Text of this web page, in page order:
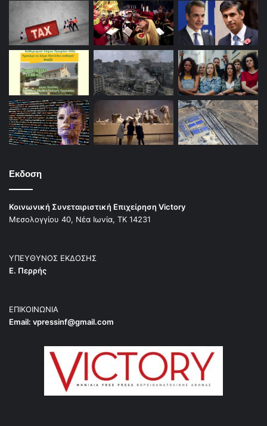
Εκδοση
Κοινωνική Συνεταιριστική Επιχείρηση Victory
Μεσολογγίου 40, Νέα Ιωνία, ΤΚ 14231
ΥΠΕΥΘΥΝΟΣ ΕΚΔΟΣΗΣ
Ε. Περρής
ΕΠΙΚΟΙΝΩΝΙΑ
Email: vpressinf@gmail.com